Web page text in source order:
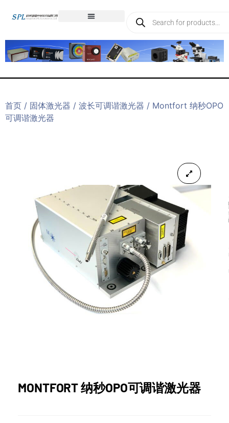
首页 / 固体激光器 / 波长可调谐激光器 / Montfort 纳秒OPO
可调谐激光器
MONTFORT 纳秒OPO可调谐激光器